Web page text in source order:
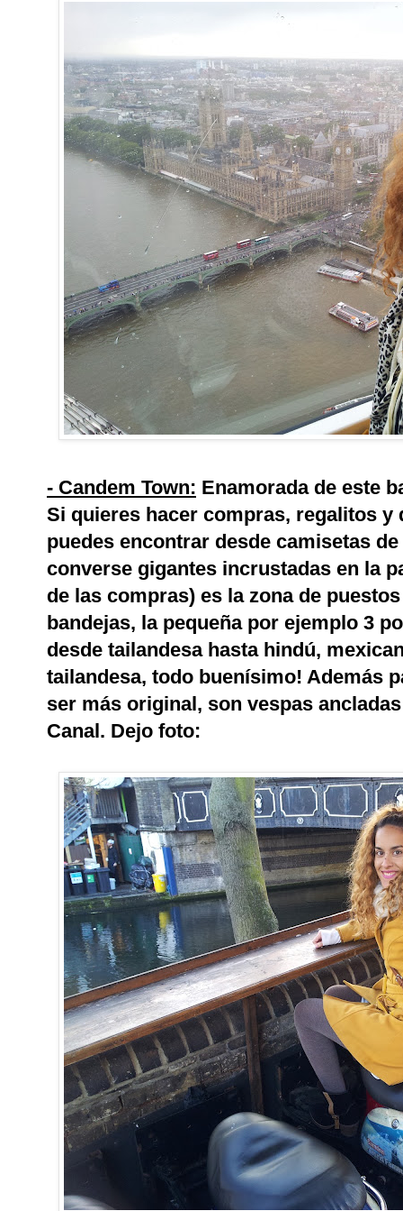
- Candem Town: Enamorada de este
Si quieres hacer compras, regalitos y
puedes encontrar desde camisetas
converse gigantes incrustadas en la
de las compras) es la zona de
bandejas, la pequeña por ejemplo 3
desde tailandesa hasta hindú,
tailandesa, todo buenísimo! Además
ser más original, son vespas
Canal. Dejo foto: